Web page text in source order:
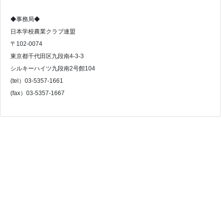
◆事務局◆
日本学校農業クラブ連盟
〒102-0074
東京都千代田区九段南4-3-3
シルキーハイツ九段南2号館104
(tel）03-5357-1661
(fax）03-5357-1667